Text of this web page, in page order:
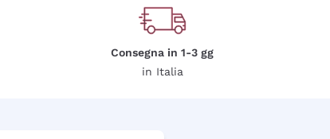
Consegna in 1-3 gg
in Italia